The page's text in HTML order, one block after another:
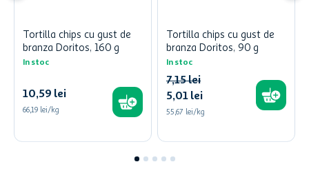
Tortilla chips cu gust de
branza Doritos, 160 g
In stoc
10,59 lei
66,19 lei/kg
Tortilla chips cu gust de
branza Doritos, 90 g
In stoc
5,01 lei
7,15lei
55,67 lei/kg